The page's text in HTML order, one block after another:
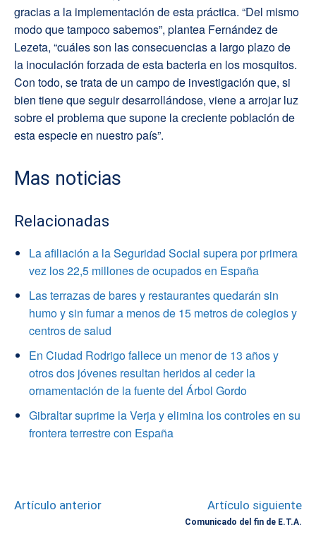
gracias a la implementación de esta práctica. “Del mismo
modo que tampoco sabemos”, plantea Fernández de
Lezeta, “cuáles son las consecuencias a largo plazo de
la inoculación forzada de esta bacteria en los mosquitos.
Con todo, se trata de un campo de investigación que, si
bien tiene que seguir desarrollándose, viene a arrojar luz
sobre el problema que supone la creciente población de
esta especie en nuestro país”.
Mas noticias
Relacionadas
La afiliación a la Seguridad Social supera por primera
vez los 22,5 millones de ocupados en España
Las terrazas de bares y restaurantes quedarán sin
humo y sin fumar a menos de 15 metros de colegios y
centros de salud
En Ciudad Rodrigo fallece un menor de 13 años y
otros dos jóvenes resultan heridos al ceder la
ornamentación de la fuente del Árbol Gordo
Gibraltar suprime la Verja y elimina los controles en su
frontera terrestre con España
Artículo anterior Artículo siguiente
Comunicado del fin de E.T.A.